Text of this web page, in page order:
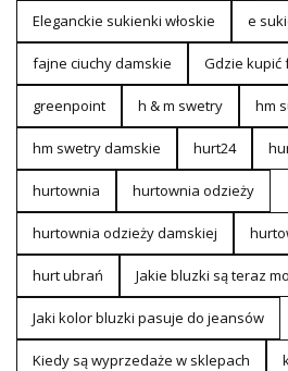
Eleganckie sukienki włoskie e
fajne ciuchy damskie Gdzie kupić
greenpoint h & m swetry hm
hm swetry damskie hurt24
hurtownia hurtownia odzieży
hurtownia odzieży damskiej
hurt ubrań Jakie bluzki są teraz
Jaki kolor bluzki pasuje do jeansów
Kiedy są wyprzedaże w sklepach